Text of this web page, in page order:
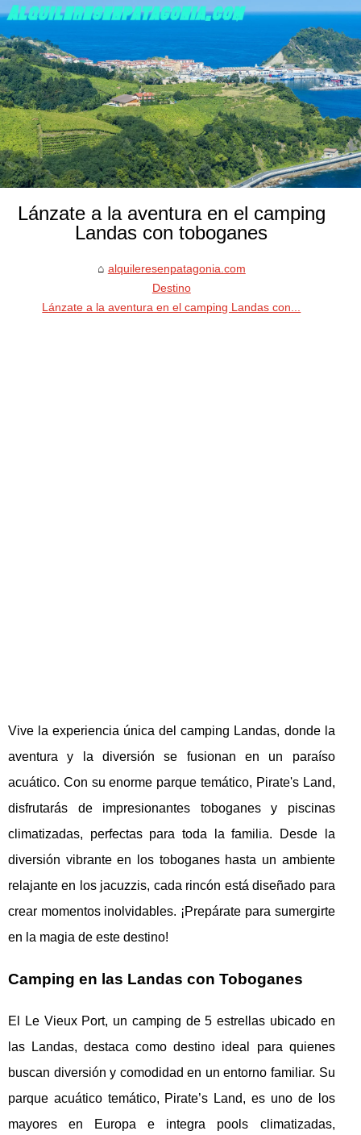
Lánzate a la aventura en el camping
Landas con toboganes
alquileresenpatagonia.com
Destino
Lánzate a la aventura en el camping Landas con...
Vive la experiencia única del camping Landas, donde la
aventura y la diversión se fusionan en un paraíso
acuático. Con su enorme parque temático, Pirate's Land,
disfrutarás de impresionantes toboganes y piscinas
climatizadas, perfectas para toda la familia. Desde la
diversión vibrante en los toboganes hasta un ambiente
relajante en los jacuzzis, cada rincón está diseñado para
crear momentos inolvidables. ¡Prepárate para sumergirte
en la magia de este destino!
Camping en las Landas con Toboganes
El Le Vieux Port, un camping de 5 estrellas ubicado en
las Landas, destaca como destino ideal para quienes
buscan diversión y comodidad en un entorno familiar. Su
parque acuático temático, Pirate’s Land, es uno de los
mayores en Europa e integra pools climatizadas,